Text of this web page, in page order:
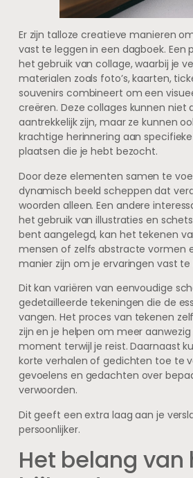
Er zijn talloze creatieve manieren
vast te leggen in een dagboek. Een
het gebruik van collage, waarbij je
materialen zoals foto’s, kaarten,
souvenirs combineert om een
creëren. Deze collages kunnen niet
aantrekkelijk zijn, maar ze kunnen
krachtige herinnering aan
plaatsen die je hebt bezocht.
Door deze elementen samen te
dynamisch beeld scheppen dat
woorden alleen. Een andere
het gebruik van illustraties en
bent aangelegd, kan het tekenen
mensen of zelfs abstracte vormen
manier zijn om je ervaringen vast te
Dit kan variëren van eenvoudige
gedetailleerde tekeningen die de
vangen. Het proces van tekenen
zijn en je helpen om meer
moment terwijl je reist. Daarnaast
korte verhalen of gedichten toe te
gevoelens en gedachten over
verwoorden.
Dit geeft een extra laag aan je
persoonlijker.
Het belang van